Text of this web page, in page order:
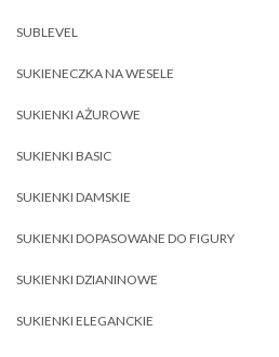
SUBLEVEL
SUKIENECZKA NA WESELE
SUKIENKI AŻUROWE
SUKIENKI BASIC
SUKIENKI DAMSKIE
SUKIENKI DOPASOWANE DO FIGURY
SUKIENKI DZIANINOWE
SUKIENKI ELEGANCKIE